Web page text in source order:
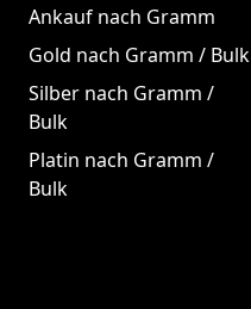
Ankauf nach Gramm
Gold nach Gramm / Bulk
Silber nach Gramm /
Bulk
Platin nach Gramm /
Bulk